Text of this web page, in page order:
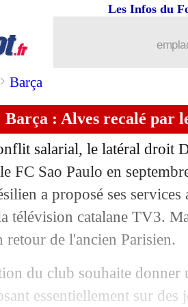
> Barça
Les Infos du
Barça : Alves recalé par
salarial, le latéral droit
FC Sao Paulo en
a proposé ses services
télévision catalane TV3.
de l'ancien Parisien.
du club souhaite donner
essentiellement sur des
le missile de Mason
Lille, les compos
but magique de Salah !
: Mané dans un cercle très
tient à soutenir
régale, Liverpool
de Lewandowski
voudrait Riqui Puig